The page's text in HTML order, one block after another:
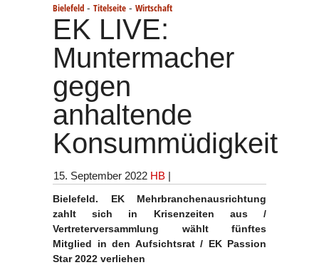
Bielefeld - Titelseite - Wirtschaft
EK LIVE:
Muntermacher
gegen
anhaltende
Konsummüdigkeit
15. September 2022 HB |
Bielefeld. EK Mehrbranchenausrichtung
zahlt sich in Krisenzeiten aus /
Vertreterversammlung wählt fünftes
Mitglied in den Aufsichtsrat / EK Passion
Star 2022 verliehen